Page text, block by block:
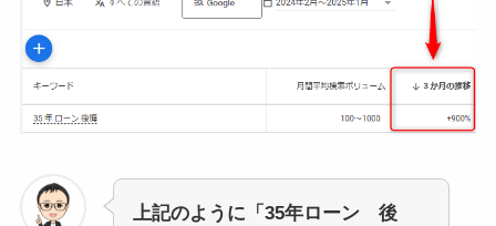
上記のように「35年ローン 後